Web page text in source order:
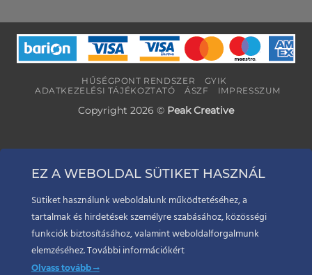
HŰSÉGPONT RENDSZER
GYIK
ADATKEZELÉSI TÁJÉKOZTATÓ
ÁSZF IMPRESSZUM
Copyright 2026 © Peak Creative
EZ A WEBOLDAL SÜTIKET HASZNÁL
Sütiket használunk weboldalunk működtetéséhez, a
tartalmak és hirdetések személyre szabásához, közösségi
funkciók biztosításához, valamint weboldalforgalmunk
elemzéséhez. További információkért
Olvass tovább